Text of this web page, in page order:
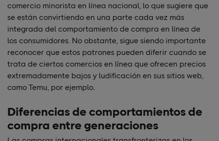
comercio minorista en línea nacional, lo que sugiere que
se están convirtiendo en una parte cada vez más
integrada del comportamiento de compra en línea de
los consumidores. No obstante, sigue siendo importante
reconocer que estos patrones pueden diferir cuando se
trata de ciertos comercios en línea que ofrecen precios
extremadamente bajos y ludificación en sus sitios web,
como Temu, por ejemplo.
Diferencias de comportamientos de
compra entre generaciones